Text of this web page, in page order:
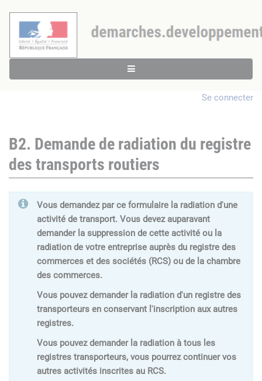
Se connecter
B2. Demande de radiation du registre
des transports routiers
Vous demandez par ce formulaire la radiation d'une
activité de transport. Vous devez auparavant
demander la suppression de cette activité ou la
radiation de votre entreprise auprès du registre des
commerces et des sociétés (RCS) ou de la chambre
des commerces.
Vous pouvez demander la radiation d'un registre des
transporteurs en conservant l'inscription aux autres
registres.
Vous pouvez demander la radiation à tous les
registres transporteurs, vous pourrez continuer vos
autres activités inscrites au RCS.